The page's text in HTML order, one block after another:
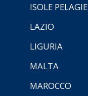
ISOLE PELAGIE
LAZIO
LIGURIA
MALTA
MAROCCO